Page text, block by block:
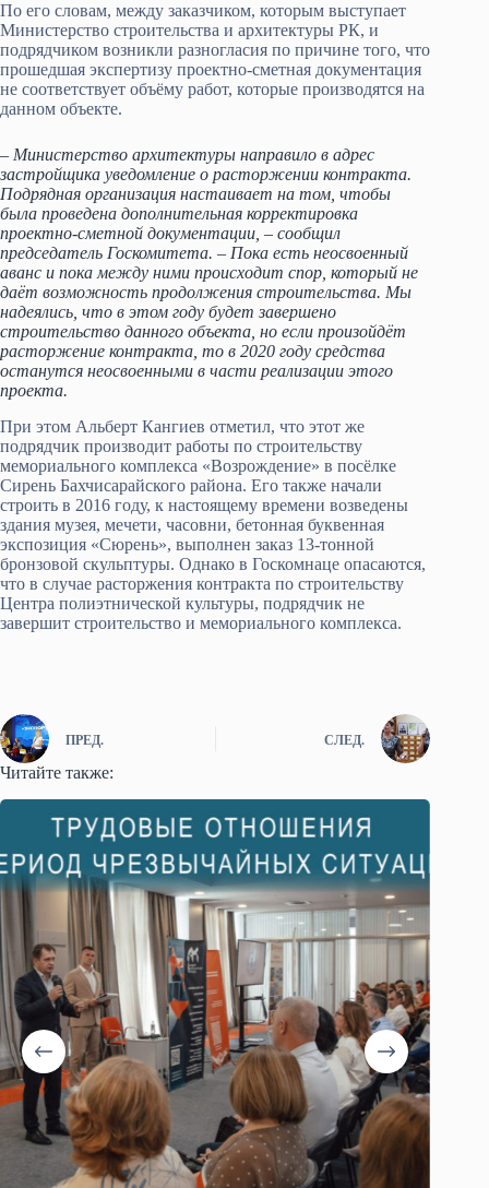
По его словам, между заказчиком, которым выступает
Министерство строительства и архитектуры РК, и
подрядчиком возникли разногласия по причине того, что
прошедшая экспертизу проектно-сметная документация
не соответствует объёму работ, которые производятся на
данном объекте.
– Министерство архитектуры направило в адрес
застройщика уведомление о расторжении контракта.
Подрядная организация настаивает на том, чтобы
была проведена дополнительная корректировка
проектно-сметной документации, – сообщил
председатель Госкомитета. – Пока есть неосвоенный
аванс и пока между ними происходит спор, который не
даёт возможность продолжения строительства. Мы
надеялись, что в этом году будет завершено
строительство данного объекта, но если произойдёт
расторжение контракта, то в 2020 году средства
останутся неосвоенными в части реализации этого
проекта.
При этом Альберт Кангиев отметил, что этот же
подрядчик производит работы по строительству
мемориального комплекса «Возрождение» в посёлке
Сирень Бахчисарайского района. Его также начали
строить в 2016 году, к настоящему времени возведены
здания музея, мечети, часовни, бетонная буквенная
экспозиция «Сюрень», выполнен заказ 13-тонной
бронзовой скульптуры. Однако в Госкомнаце опасаются,
что в случае расторжения контракта по строительству
Центра полиэтнической культуры, подрядчик не
завершит строительство и мемориального комплекса.
ПРЕД. СЛЕД.
Читайте также: